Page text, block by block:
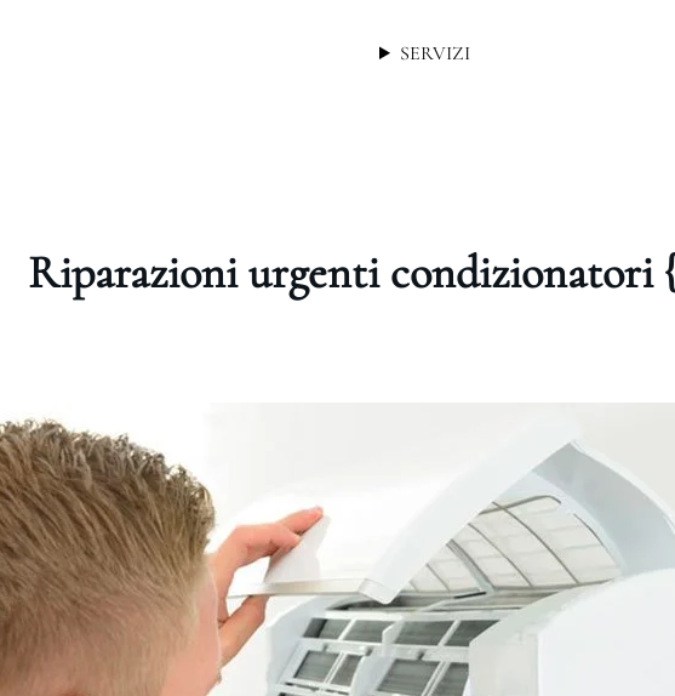
SERVIZI
Riparazioni urgenti condizionatori